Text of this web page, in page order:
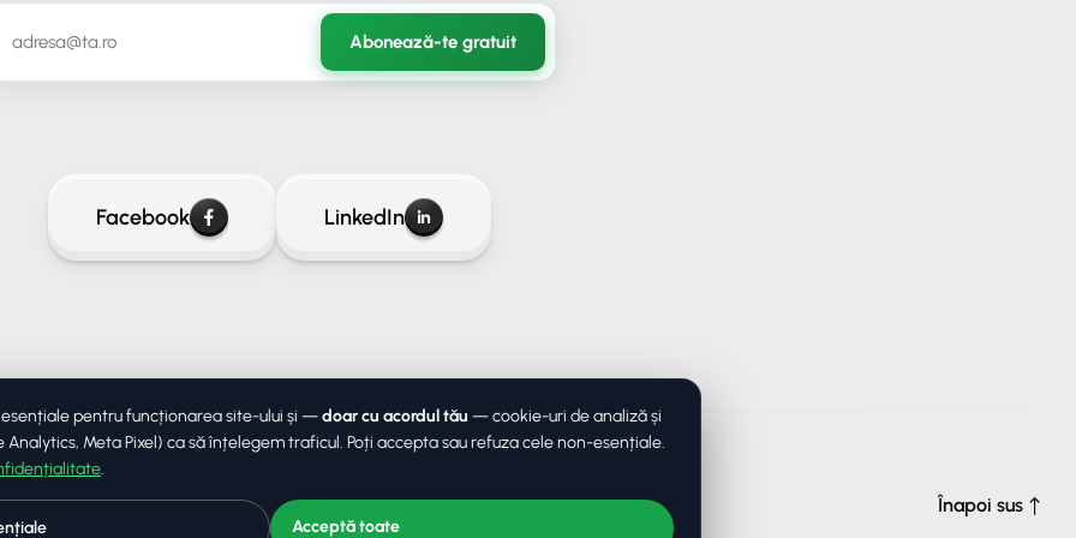
Abonează-te gratuit
Facebook LinkedIn
Înapoi sus
pentru funcționarea site-ului și —doar cu acordul tău — cookie-uri de analiză și
Meta Pixel) ca să înțelegem traficul. Poți accepta sau refuza cele non-esențiale.
.
Acceptă toate